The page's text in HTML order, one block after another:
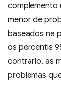
complemento
menor de
baseados na
os percentis
contrário, as
problemas